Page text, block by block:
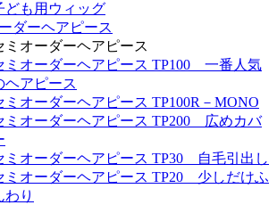
ども用ウィッグ
ダーヘアピース
ミオーダーヘアピース
ミオーダーヘアピース TP100 一番人気
ヘアピース
ミオーダーヘアピース TP100R－MONO
ミオーダーヘアピース TP200 広めカバ
ミオーダーヘアピース TP30 自毛引出し
ミオーダーヘアピース TP20 少しだけふ
わり